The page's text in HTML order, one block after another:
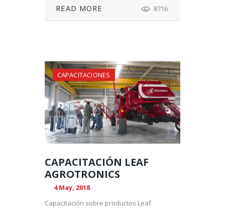
READ MORE 8716
CAPACITACIONES
CAPACITACIÓN LEAF
AGROTRONICS
4 May, 2018
Capacitación sobre productos Leaf